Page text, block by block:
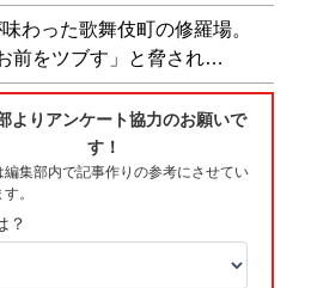
わった歌舞伎町の修羅場。
前をツブす」と脅され…